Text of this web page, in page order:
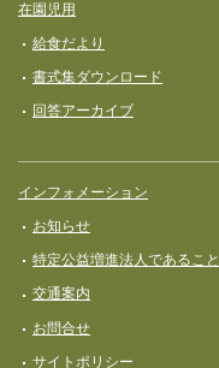
在園児用
給食だより
書式集ダウンロード
回答アーカイブ
インフォメーション
お知らせ
特定公益増進法人であるこ
交通案内
お問合せ
サイトポリシー